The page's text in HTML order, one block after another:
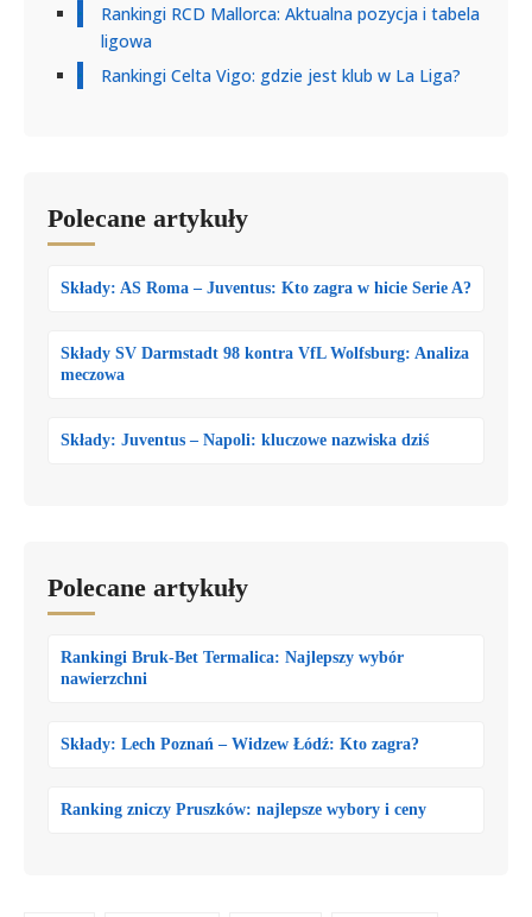
Rankingi RCD Mallorca: Aktualna pozycja i tabela
ligowa
Rankingi Celta Vigo: gdzie jest klub w La Liga?
Polecane artykuły
Składy: AS Roma – Juventus: Kto zagra w hicie Serie A?
Składy SV Darmstadt 98 kontra VfL Wolfsburg: Analiza
meczowa
Składy: Juventus – Napoli: kluczowe nazwiska dziś
Polecane artykuły
Rankingi Bruk-Bet Termalica: Najlepszy wybór
nawierzchni
Składy: Lech Poznań – Widzew Łódź: Kto zagra?
Ranking zniczy Pruszków: najlepsze wybory i ceny